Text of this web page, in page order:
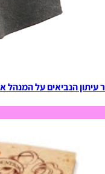
הנביאים על המנהל